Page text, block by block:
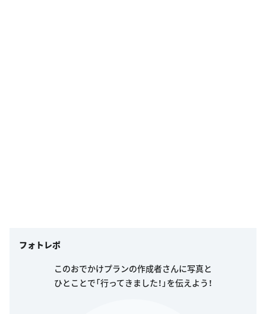
フォトレポ
このおでかけプランの作成者さんに写真と
ひとことで「行ってきました！」を伝えよう！